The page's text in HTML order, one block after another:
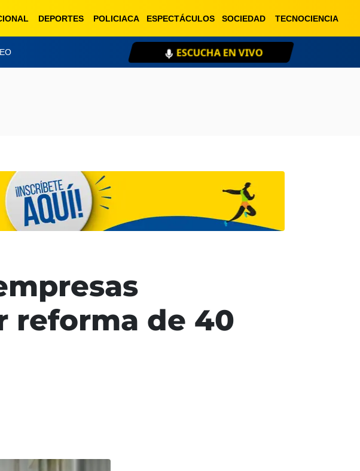
DEPORTES POLICIACA ESPECTÁCULOS SOCIEDAD TECNOCIENCIA
ESCUCHA EN VIVO
reforma de 40